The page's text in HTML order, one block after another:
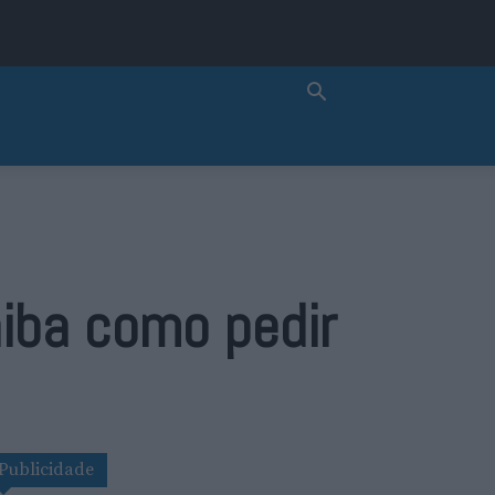
como pedir
Publicidade